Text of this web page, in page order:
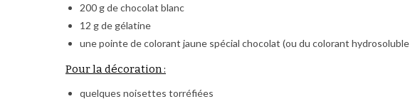
200 g de chocolat blanc
12 g de gélatine
une pointe de colorant jaune spécial chocolat (ou du colorant hydrosoluble
Pour la décoration :
quelques noisettes torréfiées